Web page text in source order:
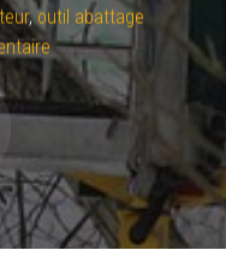
,outil abattage